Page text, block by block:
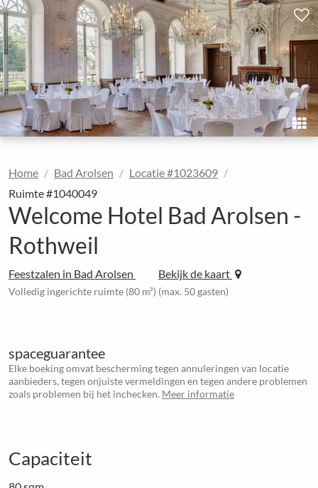
Home Bad Arolsen
Locatie #1023609
Ruimte #1040049
Welcome Hotel Bad Arolsen -
Rothweil
Feestzalen in Bad Arolsen Bekijk de kaart
Volledig ingerichte ruimte (80 m²) (max. 50 gasten)
spaceguarantee
Elke boeking omvat bescherming tegen annuleringen van locatie
aanbieders, tegen onjuiste vermeldingen en tegen andere problemen
zoals problemen bij het inchecken. Meer informatie
Capaciteit